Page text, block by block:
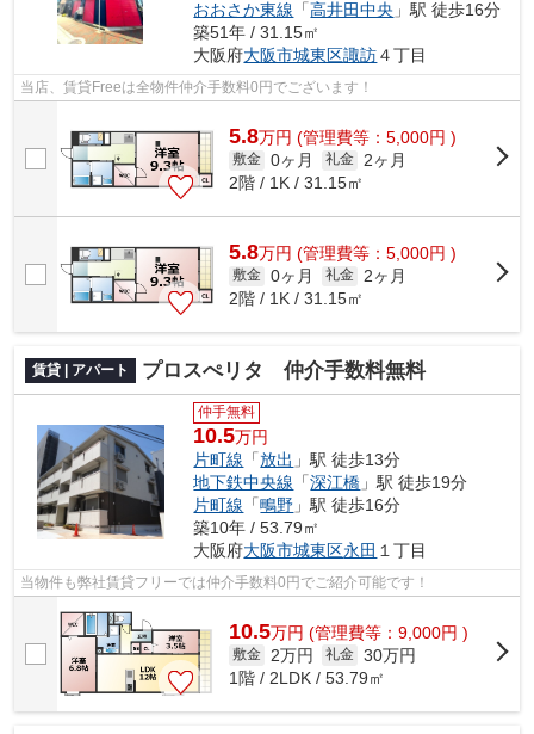
おおさか東線 「高井田中央 」駅 徒歩16分
築51年 / 31.15㎡
大阪府大阪市城東区諏訪４丁目
当店、賃貸Freeは全物件仲介手数料0円でございます！
5.8万円 (管理費等：5,000円 )
敷金 0ヶ月 礼金
2ヶ月
2階 / 1K / 31.15㎡
5.8万円 (管理費等：5,000円 )
敷金 0ヶ月 礼金
2ヶ月
2階 / 1K / 31.15㎡
賃貸 | アパート プロスぺリタ 仲介手数料無料
仲手無料
10.5万円
片町線 「放出 」駅 徒歩13分
地下鉄中央線 「深江橋 」駅 徒歩19分
片町線 「鴫野 」駅 徒歩16分
築10年 / 53.79㎡
大阪府大阪市城東区永田 １丁目
当物件も弊社賃貸フリーでは仲介手数料0円でご紹介可能です！
10.5万円 (管理費等：9,000円 )
敷金 2万円 礼金 30万円
1階 / 2LDK / 53.79㎡